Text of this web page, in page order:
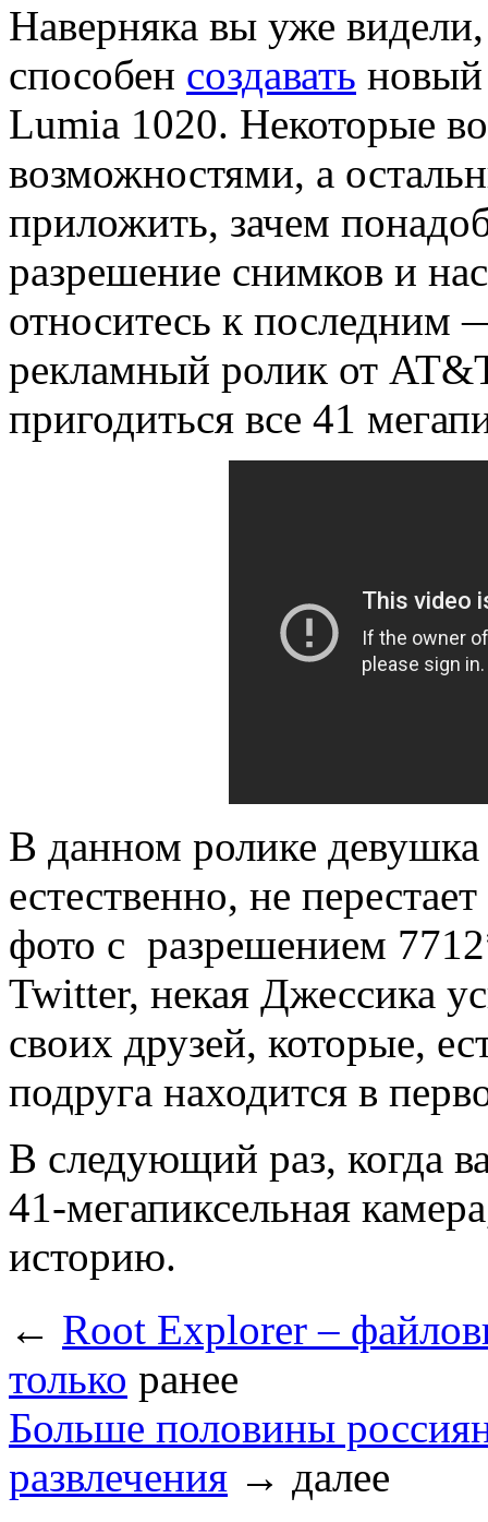
Наверняка вы уже
способен создавать
Lumia 1020. Некоторые
возможностями, а
приложить, зачем
разрешение снимков и
относитесь к последним
рекламный ролик от
пригодиться все 41
В данном ролике девушка
естественно, не
фото с разрешением
Twitter, некая Джессика
своих друзей, которые,
подруга находится в
В следующий раз, когда
41-мегапиксельная
историю.
← Root Explorer –
только ранее
Больше половины
развлечения → далее